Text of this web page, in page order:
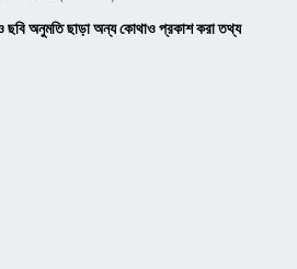
ছবি অনুমতি ছাড়া অন্য কোথাও প্রকাশ করা তথ্য